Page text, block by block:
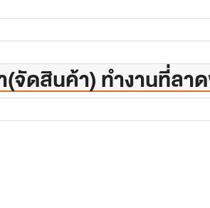
(จัดสินค้า) ทำงานที่ลา